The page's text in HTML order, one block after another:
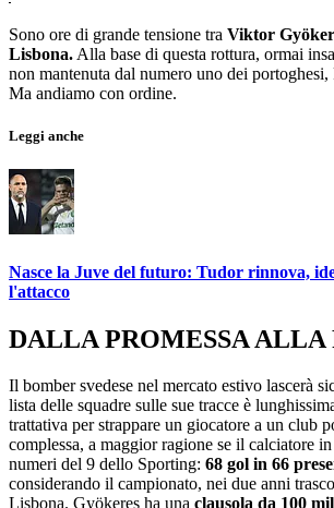
Sono ore di grande tensione tra Viktor
Lisbona. Alla base di questa rottura, ormai
non mantenuta dal numero uno dei portoghesi,
Ma andiamo con ordine.
Leggi anche
Nasce la Juve del futuro: Tudor rinnova,
l'attacco
DALLA PROMESSA ALLA
Il bomber svedese nel mercato estivo lascerà
lista delle squadre sulle sue tracce è
trattativa per strappare un giocatore a un club
complessa, a maggior ragione se il calciatore
numeri del 9 dello Sporting: 68 gol in 66
considerando il campionato, nei due anni
Lisbona. Gyökeres ha una clausola da 100